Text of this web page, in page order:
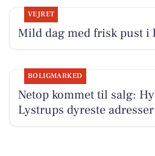
VEJRET
Mild dag med frisk pust i
BOLIGMARKED
Netop kommet til salg:
Lystrups dyreste adresser